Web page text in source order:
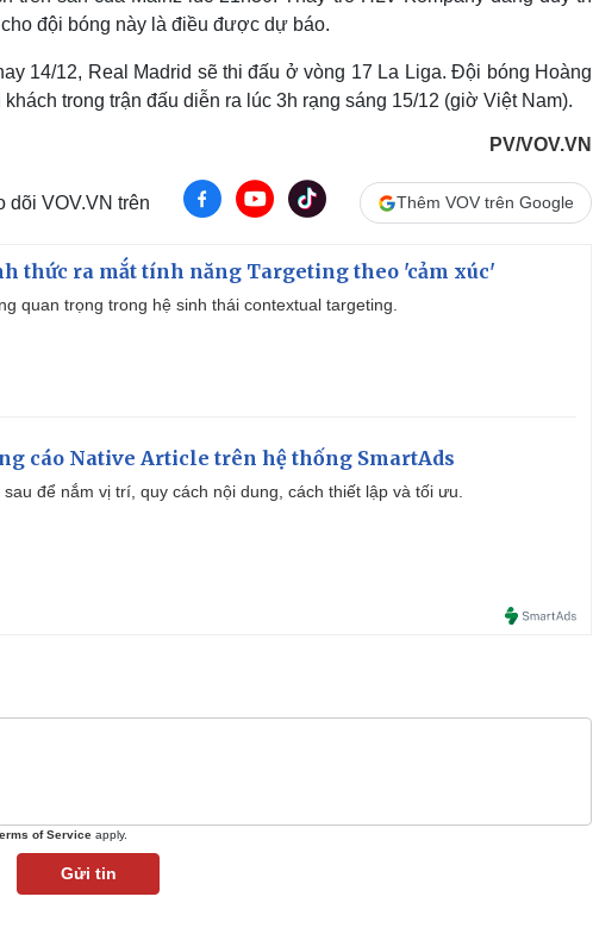
đội bóng này là điều được dự báo.
14/12, Real Madrid sẽ thi đấu ở vòng 17 La Liga. Đội bóng Hoàng
trong trận đấu diễn ra lúc 3h rạng sáng 15/12 (giờ Việt Nam).
PV/VOV.VN
dõi VOV.VN trên Thêm VOV trên Google
thức ra mắt tính năng Targeting theo 'cảm xúc'
quan trọng trong hệ sinh thái contextual targeting.
cáo Native Article trên hệ thống SmartAds
để nắm vị trí, quy cách nội dung, cách thiết lập và tối ưu.
of Service apply.
Gửi tin